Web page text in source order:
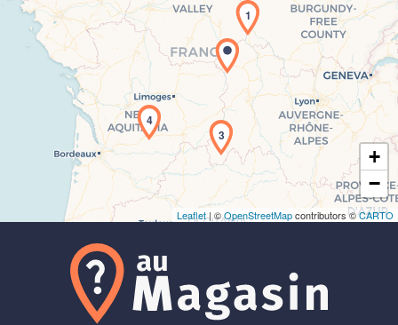
Chargement de la carte en cours...
1
3
4
+
−
Leaflet| ©OpenStreetMapcontributors ©CARTO